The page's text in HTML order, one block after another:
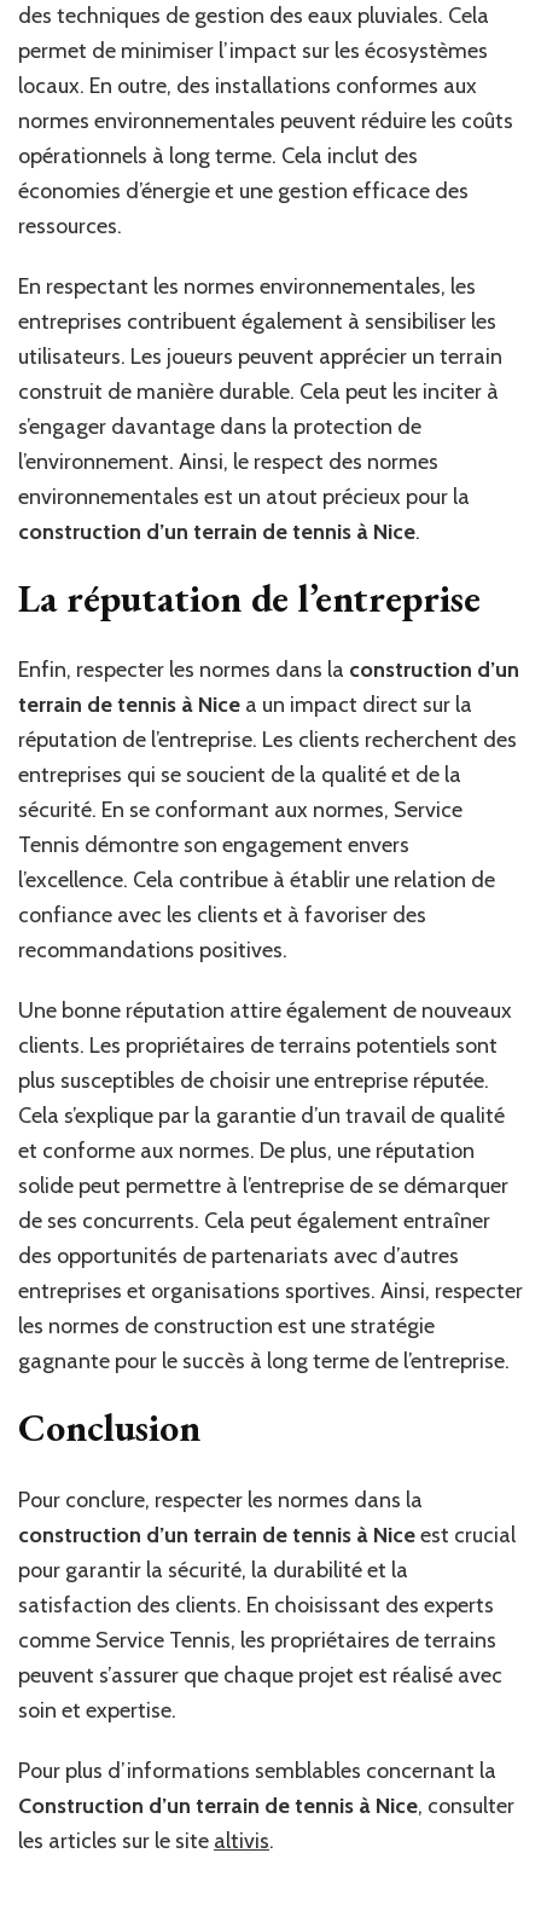
des techniques de gestion des eaux pluviales. Cela
permet de minimiser l’impact sur les écosystèmes
locaux. En outre, des installations conformes aux
normes environnementales peuvent réduire les coûts
opérationnels à long terme. Cela inclut des
économies d’énergie et une gestion efficace des
ressources.
En respectant les normes environnementales, les
entreprises contribuent également à sensibiliser les
utilisateurs. Les joueurs peuvent apprécier un terrain
construit de manière durable. Cela peut les inciter à
s’engager davantage dans la protection de
l’environnement. Ainsi, le respect des normes
environnementales est un atout précieux pour la
construction d’un terrain de tennis à Nice.
La réputation de l’entreprise
Enfin, respecter les normes dans la construction d’un
terrain de tennis à Nice a un impact direct sur la
réputation de l’entreprise. Les clients recherchent des
entreprises qui se soucient de la qualité et de la
sécurité. En se conformant aux normes, Service
Tennis démontre son engagement envers
l’excellence. Cela contribue à établir une relation de
confiance avec les clients et à favoriser des
recommandations positives.
Une bonne réputation attire également de nouveaux
clients. Les propriétaires de terrains potentiels sont
plus susceptibles de choisir une entreprise réputée.
Cela s’explique par la garantie d’un travail de qualité
et conforme aux normes. De plus, une réputation
solide peut permettre à l’entreprise de se démarquer
de ses concurrents. Cela peut également entraîner
des opportunités de partenariats avec d’autres
entreprises et organisations sportives. Ainsi, respecter
les normes de construction est une stratégie
gagnante pour le succès à long terme de l’entreprise.
Conclusion
Pour conclure, respecter les normes dans la
construction d’un terrain de tennis à Niceest crucial
pour garantir la sécurité, la durabilité et la
satisfaction des clients. En choisissant des experts
comme Service Tennis, les propriétaires de terrains
peuvent s’assurer que chaque projet est réalisé avec
soin et expertise.
Pour plus d’informations semblables concernant la
Construction d’un terrain de tennis à Nice, consulter
les articles sur le site altivis.